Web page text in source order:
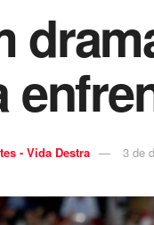
- Vida Destra 3 de